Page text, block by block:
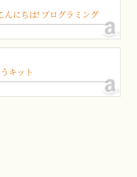
んにちは! プログラミング
キット